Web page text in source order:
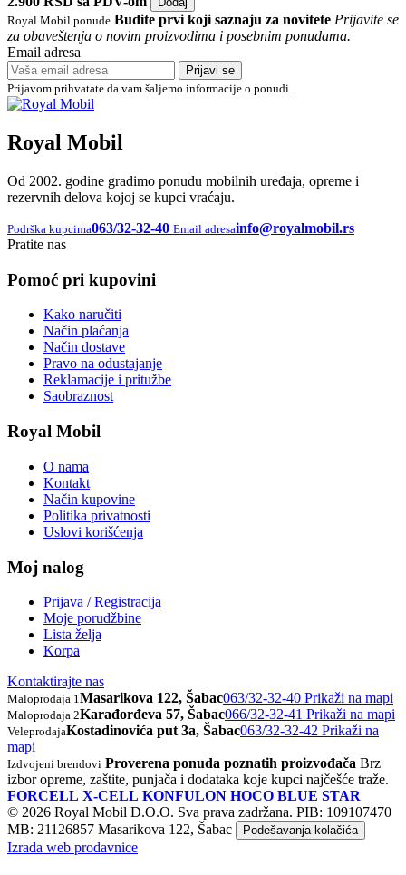
Royal Mobil ponude Budite prvi koji saznaju za novitete Prijavite se
za obaveštenja o novim proizvodima i posebnim ponudama.
Email adresa
Prijavi se
Prijavom prihvatate da vam šaljemo informacije o ponudi.
Royal Mobil
Od 2002. godine gradimo ponudu mobilnih uređaja, opreme i
rezervnih delova kojoj se kupci vraćaju.
Podrška kupcima063/32-32-40 Email adresainfo@royalmobil.rs
Pratite nas
Pomoć pri kupovini
Kako naručiti
Način plaćanja
Način dostave
Pravo na odustajanje
Reklamacije i pritužbe
Saobraznost
Royal Mobil
O nama
Kontakt
Način kupovine
Politika privatnosti
Uslovi korišćenja
Moj nalog
Prijava / Registracija
Moje porudžbine
Lista želja
Korpa
Kontaktirajte nas
Maloprodaja 1Masarikova 122, Šabac063/32-32-40 Prikaži na mapi
Maloprodaja 2Karađorđeva 57, Šabac066/32-32-41 Prikaži na mapi
VeleprodajaKostadinovića put 3a, Šabac063/32-32-42 Prikaži na
mapi
Izdvojeni brendovi Proverena ponuda poznatih proizvođača Brz
izbor opreme, zaštite, punjača i dodataka koje kupci najčešće traže.
FORCELL X-CELL KONFULON HOCO BLUE STAR
© 2026 Royal Mobil D.O.O. Sva prava zadržana. PIB: 109107470
MB: 21126857 Masarikova 122, Šabac Podešavanja kolačića
Izrada web prodavnice